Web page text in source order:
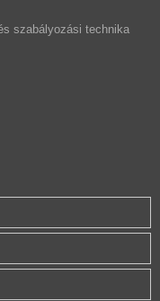
szabályozási technika